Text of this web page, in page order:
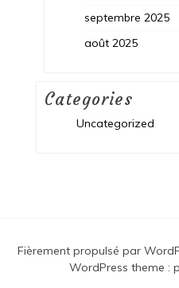
septembre 2025
août 2025
Categories
Uncategorized
Fièrement propulsé par
WordPress theme :